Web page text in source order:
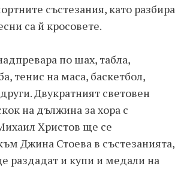
състезания, като разбира
са й кросовете.
по шах, табла,
тенис на маса, баскетбол,
Двукратният световен
на дължина за хора с
Христов ще се
Джина Стоева в състезанията,
раздадат и купи и медали на